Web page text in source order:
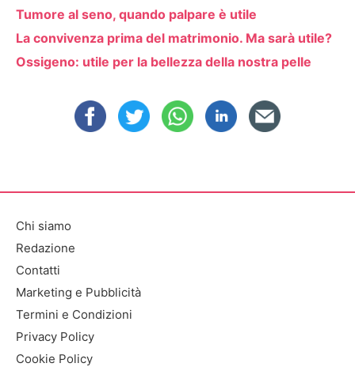
Tumore al seno, quando palpare è utile
La convivenza prima del matrimonio. Ma sarà utile?
Ossigeno: utile per la bellezza della nostra pelle
Chi siamo
Redazione
Contatti
Marketing e Pubblicità
Termini e Condizioni
Privacy Policy
Cookie Policy